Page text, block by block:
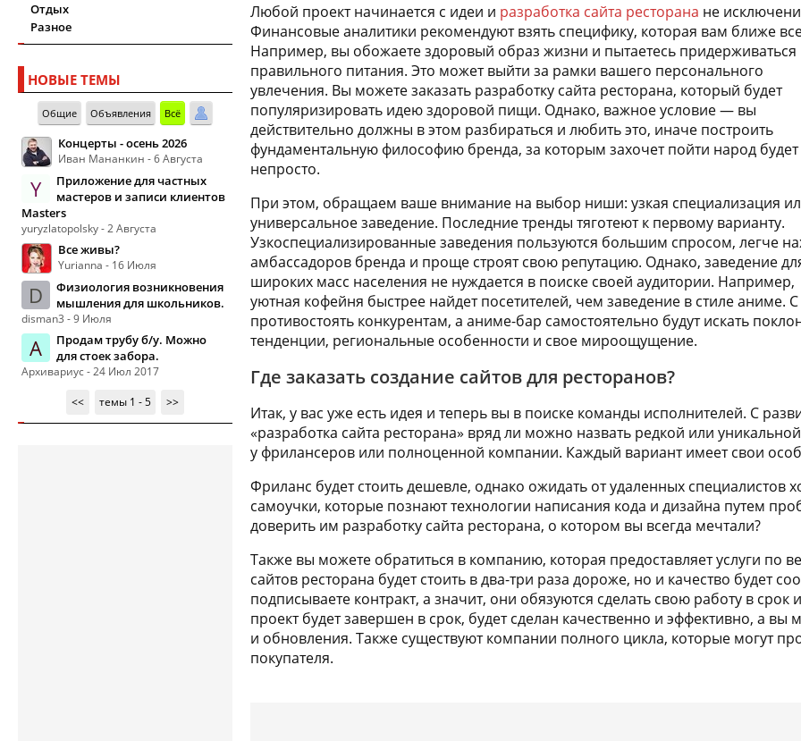
Отдых
Разное
НОВЫЕ ТЕМЫ
Общие Объявления Всё
Концерты - осень 2026
Иван Мананкин - 6 Августа
Y
Приложение для частных
мастеров и записи клиентов
Masters
yuryzlatopolsky - 2 Августа
Все живы?
Yurianna - 16 Июля
D
Физиология возникновения
мышления для школьников.
disman3 - 9 Июля
А
Продам трубу б/у. Можно
для стоек забора.
Архивариус - 24 Июл 2017
<<
темы 1 - 5 >>
Любой проект начинается с идеи и разработка сайта ресторана не
Финансовые аналитики рекомендуют взять специфику, которая вам ближе
Например, вы обожаете здоровый образ жизни и пытаетесь придерживаться
правильного питания. Это может выйти за рамки вашего персонального
увлечения. Вы можете заказать разработку сайта ресторана, который будет
популяризировать идею здоровой пищи. Однако, важное условие — вы
действительно должны в этом разбираться и любить это, иначе построить
фундаментальную философию бренда, за которым захочет пойти народ будет
непросто.
При этом, обращаем ваше внимание на выбор ниши: узкая специализация
универсальное заведение. Последние тренды тяготеют к первому варианту.
Узкоспециализированные заведения пользуются большим спросом, легче
амбассадоров бренда и проще строят свою репутацию. Однако, заведение
широких масс населения не нуждается в поиске своей аудитории. Например,
уютная кофейня быстрее найдет посетителей, чем заведение в стиле аниме.
противостоять конкурентам, а аниме-бар самостоятельно будут искать
тенденции, региональные особенности и свое мироощущение.
Где заказать создание сайтов для ресторанов?
Итак, у вас уже есть идея и теперь вы в поиске команды исполнителей. С
«разработка сайта ресторана» вряд ли можно назвать редкой или
у фрилансеров или полноценной компании. Каждый вариант имеет свои
Фриланс будет стоить дешевле, однако ожидать от удаленных специалистов
самоучки, которые познают технологии написания кода и дизайна путем
доверить им разработку сайта ресторана, о котором вы всегда мечтали?
Также вы можете обратиться в компанию, которая предоставляет услуги по
сайтов ресторана будет стоить в два-три раза дороже, но и качество будет
подписываете контракт, а значит, они обязуются сделать свою работу в срок
проект будет завершен в срок, будет сделан качественно и эффективно, а вы
и обновления. Также существуют компании полного цикла, которые могут
покупателя.